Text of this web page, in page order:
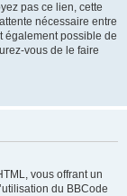
pas ce lien, cette
nécessaire entre
également possible de
vous de le faire
vous offrant un
du BBCode